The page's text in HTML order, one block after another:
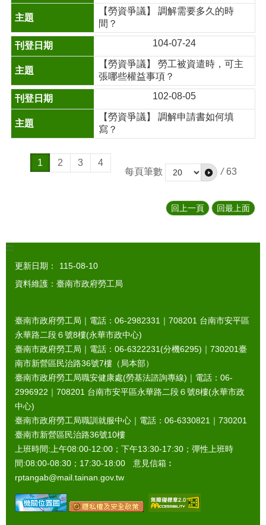
【勞資爭議】 調解需要多久的時
間？
104-07-24
【勞資爭議】 勞工被資遣時，可主
張哪些權益事項？
102-08-05
【勞資爭議】 調解申請書如何填
寫？
1 2 3
4
每頁筆數
/ 63
回上一頁 回最上面
:::
更新日期：
115-08-10
資料維護：臺南市政府勞工局
臺南市政府勞工局｜電話：06-2982331｜ 708201 台南市安平區
永華路二段６號8樓(永華市政中心)
臺南市政府勞工局｜電話：06-6322231(分機6295)｜ 730201臺
南市新營區民治路36號7樓（局本部）
臺南市政府勞工局職安健康處(勞基法諮詢專線)｜電話：06-
2996922｜ 708201 台南市安平區永華路二段６號8樓(永華市政
中心)
臺南市政府勞工局職訓就服中心｜電話：06-6330821｜ 730201
臺南市新營區民治路36號10樓
上班時間:上午08:00-12:00；下午13:30-17:30；彈性上班時
間:08:00-08:30；17:30-18:00 意見信箱︰
rptangab@mail.tainan.gov.tw